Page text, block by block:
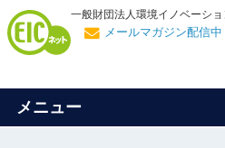
一般財団法人環境イノベーシ
メールマガジン配信中
メニュー